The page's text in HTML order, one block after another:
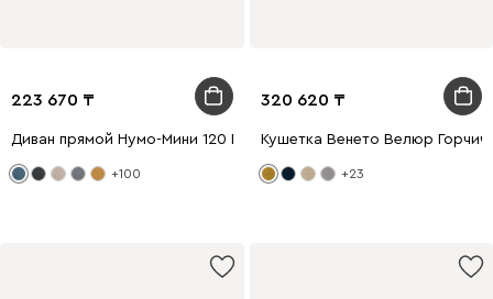
223 670
Диван прямой Нумо-Мини 120 Рогожка Голубой
+100
320 620
Кушетка Венето Велюр
+23